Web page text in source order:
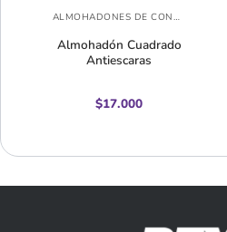
ALMOHADONES DE CONFORT
Almohadón Cuadrado
Antiescaras
$17.000